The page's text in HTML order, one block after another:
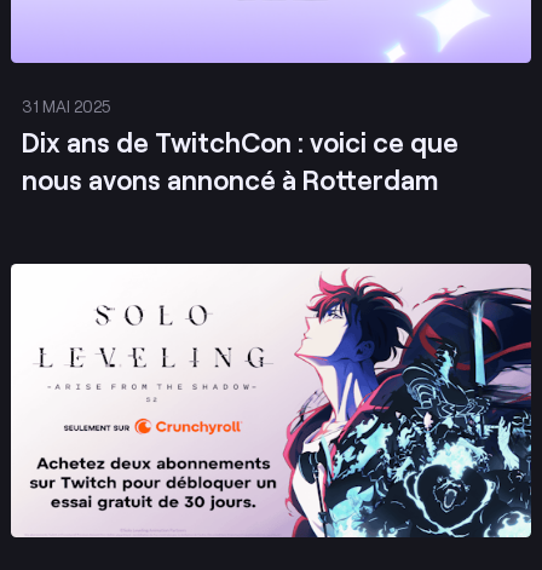
31 MAI 2025
Dix ans de TwitchCon : voici ce que
nous avons annoncé à Rotterdam